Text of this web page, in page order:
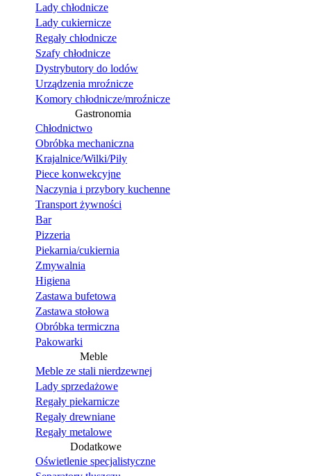
Lady chłodnicze
Lady cukiernicze
Regały chłodnicze
Szafy chłodnicze
Dystrybutory do lodów
Urządzenia mroźnicze
Komory chłodnicze/mroźnicze
Gastronomia
Chłodnictwo
Obróbka mechaniczna
Krajalnice/Wilki/Piły
Piece konwekcyjne
Naczynia i przybory kuchenne
Transport żywności
Bar
Pizzeria
Piekarnia/cukiernia
Zmywalnia
Higiena
Zastawa bufetowa
Zastawa stołowa
Obróbka termiczna
Pakowarki
Meble
Meble ze stali nierdzewnej
Lady sprzedażowe
Regały piekarnicze
Regały drewniane
Regały metalowe
Dodatkowe
Oświetlenie specjalistyczne